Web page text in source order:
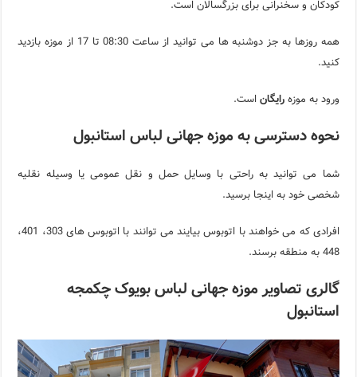
کودکان و سخنرانی برای بزرگسالان است.
همه روزها به جز دوشنبه ها می توانید از ساعت 08:30 تا 17 از موزه بازدید
کنید.
ورود به موزهرایگاناست.
نحوه دسترسی به موزه جهانی لباس استانبول
شما می توانید به راحتی با وسایل حمل و نقل عمومی یا وسیله نقلیه
شخصی خود به اینجا برسید.
افرادی که می خواهند با اتوبوس بیایند می توانند با اتوبوس های 303، 401،
448 به منطقه برسند.
گالری تصاویر موزه جهانی لباس بویوک چکمجه
استانبول